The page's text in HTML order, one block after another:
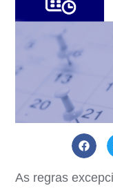
As regras